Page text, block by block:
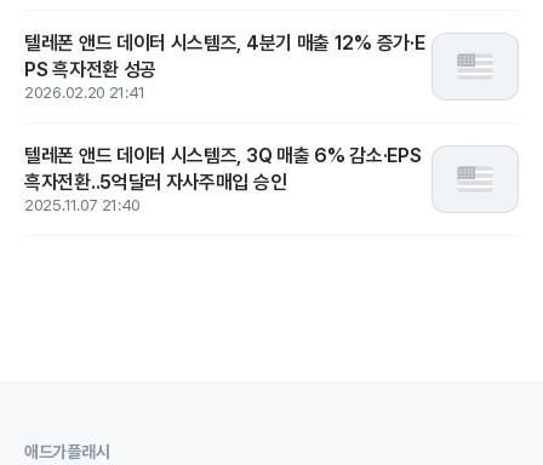
텔레폰 앤드 데이터 시스템즈, 4분기 매출 12% 증가·E
PS 흑자전환 성공
2026.02.20 21:41
텔레폰 앤드 데이터 시스템즈, 3Q 매출 6% 감소·EPS
흑자전환..5억달러 자사주매입 승인
2025.11.07 21:40
애드가플래시